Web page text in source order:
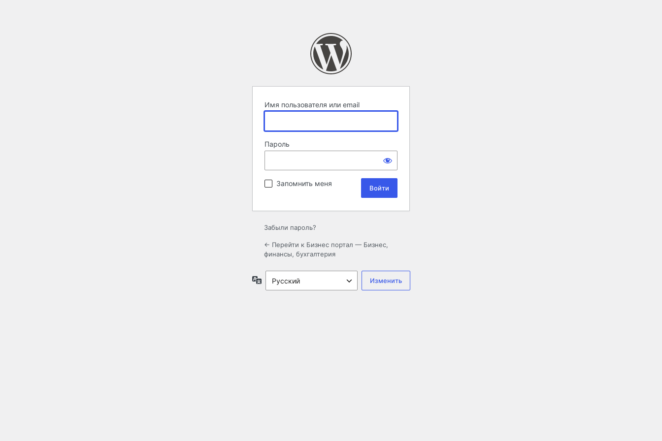
Имя пользователя или email
Пароль
Запомнить меня
Забыли пароль?
← Перейти к Бизнес портал — Бизнес,
финансы, бухгалтерия
Язык